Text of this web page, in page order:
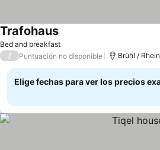
Bed and breakfast
TrafohausVer precios
/ Puntuación no disponible Brühl /
Elige fechas para ver los precios